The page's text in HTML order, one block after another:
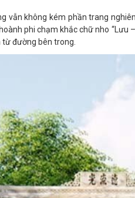
vẫn không kém phần trang
phi chạm khắc chữ nho
từ đường bên trong.